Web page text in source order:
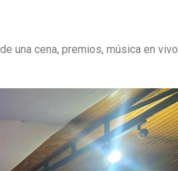
una cena, premios, música en vivo